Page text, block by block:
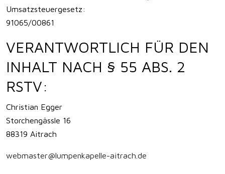
Umsatzsteuergesetz:
91065/00861
VERANTWORTLICH FÜR DEN
INHALT NACH § 55 ABS. 2
RSTV:
Christian Egger
Storchengässle 16
88319 Aitrach
webmaster@lumpenkapelle-aitrach.de